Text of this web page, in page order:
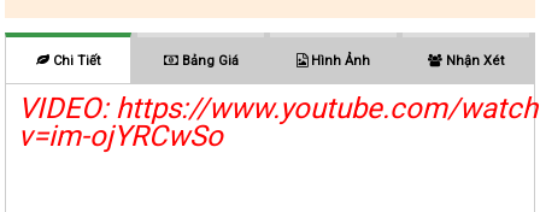
Chi Tiết Bảng Giá Hình Ảnh Nhận Xét
VIDEO: https://www.youtube.com/
v=im-ojYRCwSo